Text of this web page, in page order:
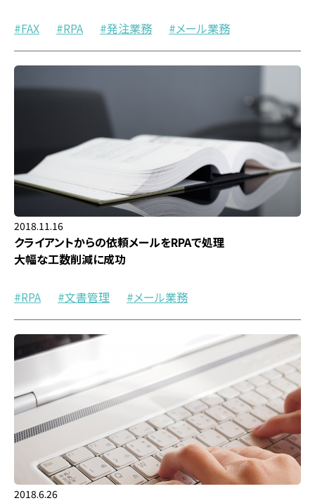
FAX RPA 発注業務 メール業務
2018.11.16
クライアントからの依頼メールをRPAで処理
大幅な工数削減に成功
RPA 文書管理 メール業務
2018.6.26